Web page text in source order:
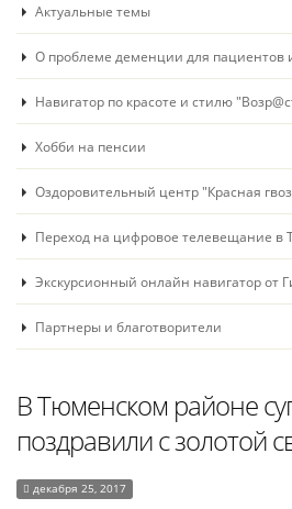
Актуальные темы
О проблеме деменции для пациентов
Навигатор по красоте и стилю
Хобби на пенсии
Оздоровительный центр "Красная
Переход на цифровое телевещание в
Экскурсионный онлайн навигатор от
Партнеры и благотворители
В Тюменском районе
поздравили с золотой
декабря 25, 2017